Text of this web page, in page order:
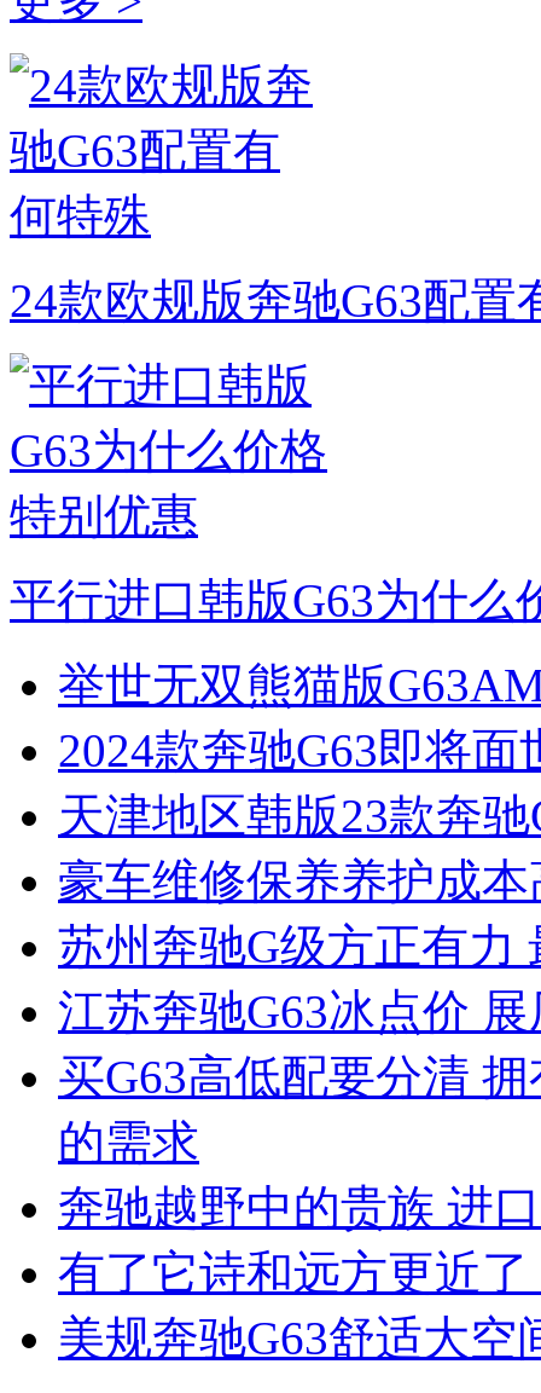
24款欧规版奔驰G63配置
平行进口韩版G63为什么
举世无双熊猫版
2024款奔驰G63即将
天津地区韩版23款奔
豪车维修保养养护成
苏州奔驰G级方正有力
江苏奔驰G63冰点价
买G63高低配要分清
的需求
奔驰越野中的贵族 进
有了它诗和远方更近
美规奔驰G63舒适大空